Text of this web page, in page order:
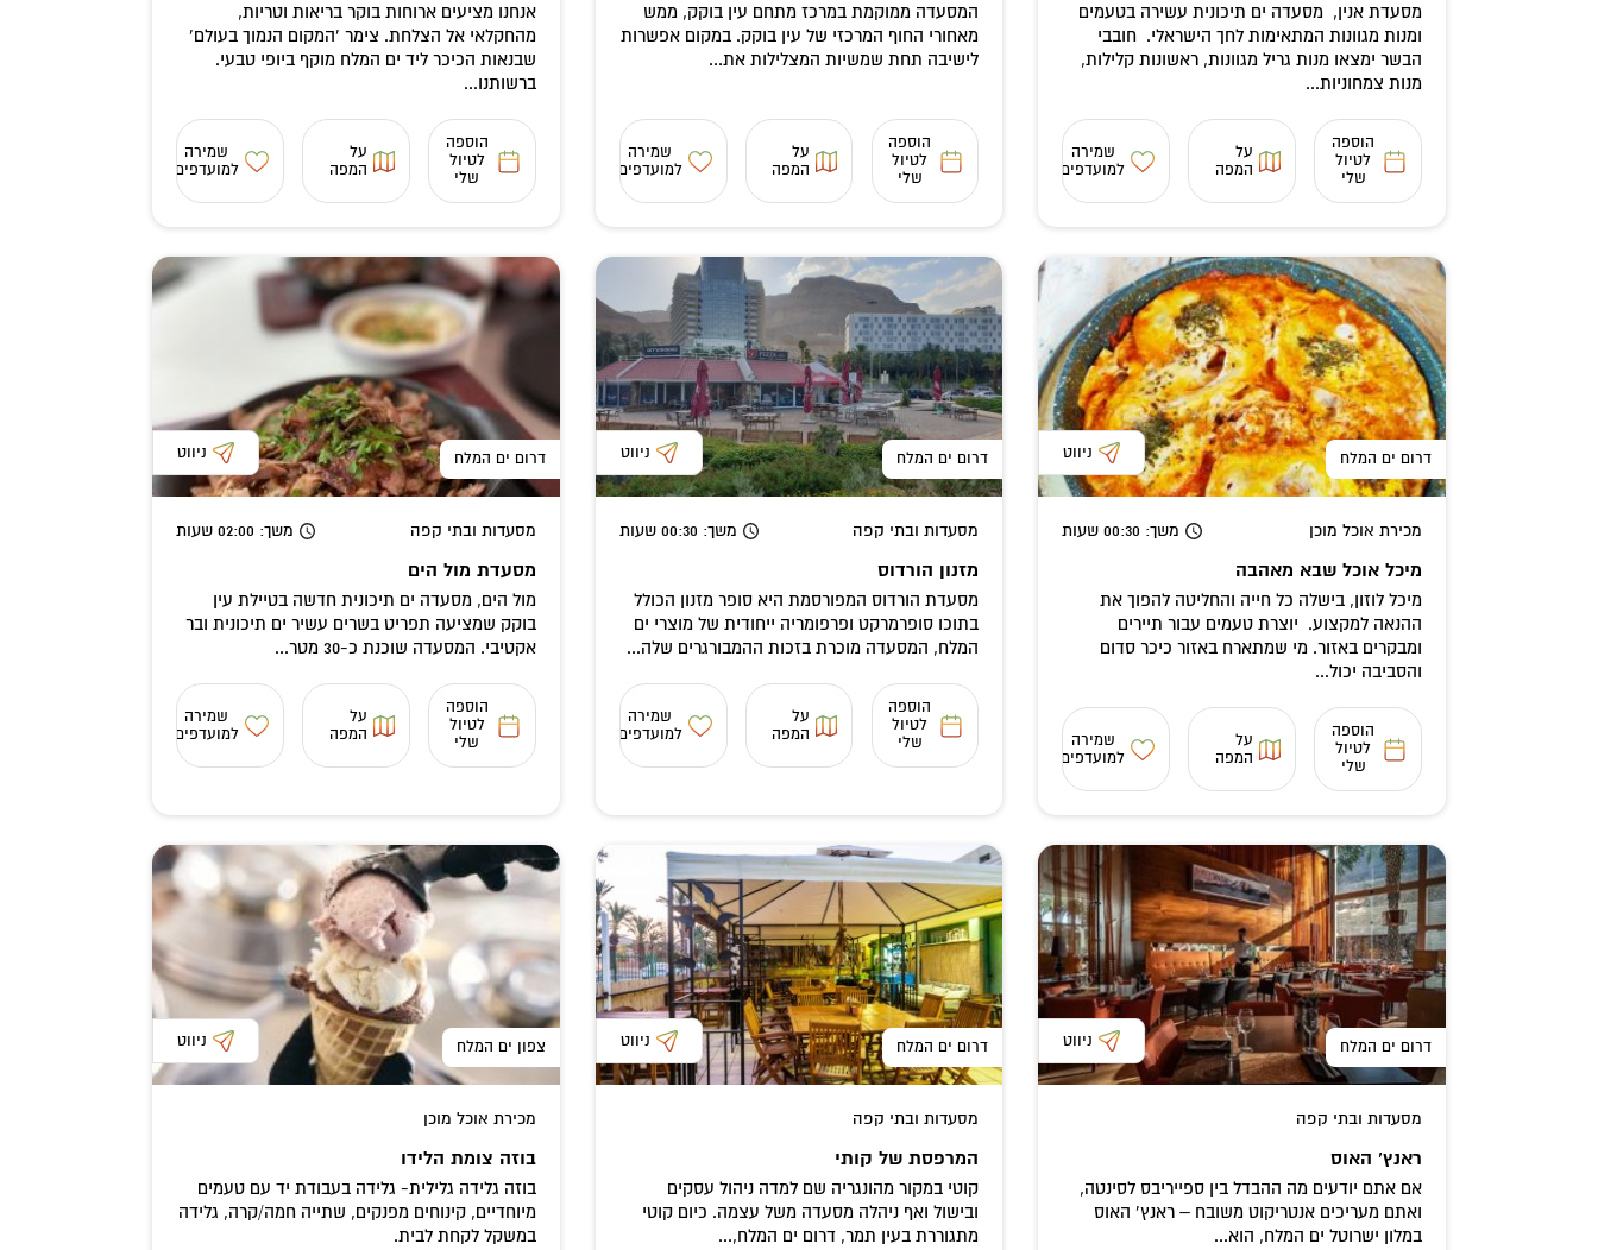
מסעדת אנין, מסעדה ים תיכונית עשירה בטעמים
ומנות מגוונות המתאימות לחך הישראלי. חובבי
הבשר ימצאו מנות גריל מגוונות, ראשונות קלילות,
מנות צמחוניות...
הוספה
לטיול
שלי
על
המפה
שמירה
למועדפים
המסעדה ממוקמת במרכז מתחם עין בוקק, ממש
מאחורי החוף המרכזי של עין בוקק. במקום אפשרות
לישיבה תחת שמשיות המצלילות את...
הוספה
לטיול
שלי
על
המפה
שמירה
למועדפים
אנחנו מציעים ארוחות בוקר בריאות וטריות,
מהחקלאי אל הצלחת. צימר ‘המקום הנמוך בעולם’
שבנאות הכיכר ליד ים המלח מוקף ביופי טבעי.
ברשותנו...
הוספה
לטיול
שלי
על
המפה
שמירה
למועדפים
דרום ים המלח ניווט
מכירת אוכל מוכן משך: 00:30 שעות
מיכל אוכל שבא מאהבה
מיכל לוזון, בישלה כל חייה והחליטה להפוך את
ההנאה למקצוע. יוצרת טעמים עבור תיירים
ומבקרים באזור. מי שמתארח באזור כיכר סדום
והסביבה יכול...
הוספה
לטיול
שלי
על
המפה
שמירה
למועדפים
דרום ים המלח ניווט
מסעדות ובתי קפה משך: 00:30 שעות
מזנון הורדוס
מסעדת הורדוס המפורסמת היא סופר מזנון הכולל
בתוכו סופרמרקט ופרפומריה ייחודית של מוצרי ים
המלח, המסעדה מוכרת בזכות ההמבורגרים שלה...
הוספה
לטיול
שלי
על
המפה
שמירה
למועדפים
דרום ים המלח ניווט
מסעדות ובתי קפה משך: 02:00 שעות
מסעדת מול הים
מול הים, מסעדה ים תיכונית חדשה בטיילת עין
בוקק שמציעה תפריט בשרים עשיר ים תיכונית ובר
אקטיבי. המסעדה שוכנת כ-30 מטר...
הוספה
לטיול
שלי
על
המפה
שמירה
למועדפים
דרום ים המלח ניווט
מסעדות ובתי קפה
ראנץ’ האוס
אם אתם יודעים מה ההבדל בין ספייריבס לסינטה,
ואתם מעריכים אנטריקוט משובח – ראנץ’ האוס
במלון ישרוטל ים המלח, הוא...
דרום ים המלח ניווט
מסעדות ובתי קפה
המרפסת של קותי
קוטי במקור מהונגריה שם למדה ניהול עסקים
ובישול ואף ניהלה מסעדה משל עצמה. כיום קוטי
מתגוררת בעין תמר, דרום ים המלח,...
צפון ים המלח ניווט
מכירת אוכל מוכן
בוזה צומת הלידו
בוזה גלידה גלילית- גלידה בעבודת יד עם טעמים
מיוחדיים, קינוחים מפנקים, שתייה חמה/קרה, גלידה
במשקל לקחת לבית.